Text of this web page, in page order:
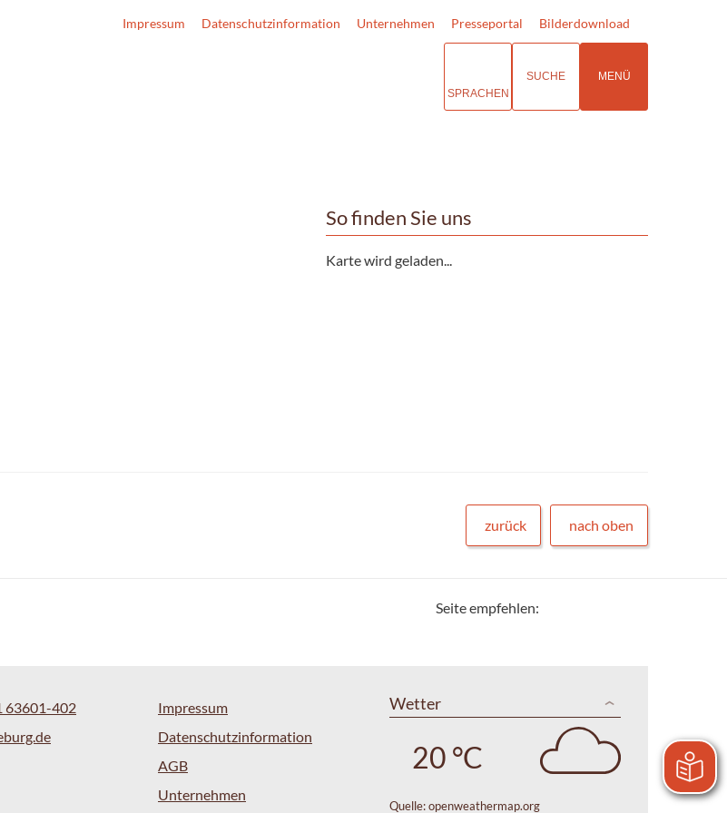
Impressum Datenschutzinformation Unternehmen Presseportal Bilderdownload
SPRACHEN
SUCHE MENÜ
So finden Sie uns
Karte wird geladen...
zurück nach oben
Seite empfehlen:
63601-402
Impressum
Datenschutzinformation
AGB
Unternehmen
Wetter
20 °C
Quelle:openweathermap.org